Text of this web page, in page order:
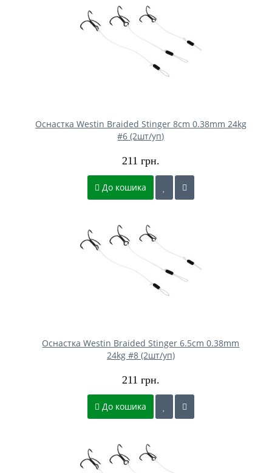
Оснастка Westin Braided Stinger 8cm 0.38mm 24kg
#6 (2шт/уп)
211 грн.
До кошика
Оснастка Westin Braided Stinger 6.5cm 0.38mm
24kg #8 (2шт/уп)
211 грн.
До кошика